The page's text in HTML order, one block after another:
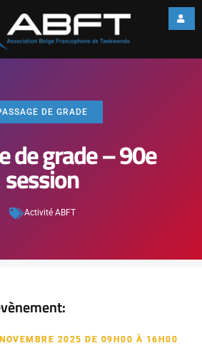
DE GRADE
de grade – 90e
session
Activité ABFT
2025 DE 09H00 À 16H00